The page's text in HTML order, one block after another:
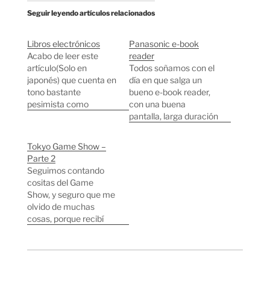
Seguir leyendo artículos relacionados
Libros electrónicos
Acabo de leer este
artículo(Solo en
japonés) que cuenta en
tono bastante
pesimista como
Matsushita(Panasonic)
han fracasado
repetidas veces en el
intento de crear un
mercado de libros
electrónicos, mientras
que al Kindle de
va medio bien por
Panasonic e-book
reader
Todos soñamos con el
día en que salga un
bueno e-book reader,
con una buena
pantalla, larga duración
Tokyo Game Show –
Parte 2
Seguimos contando
cositas del Game
Show, y seguro que me
olvido de muchas
cosas, porque recibí